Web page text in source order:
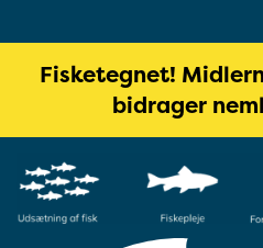
Fisketegnet!
bidrager